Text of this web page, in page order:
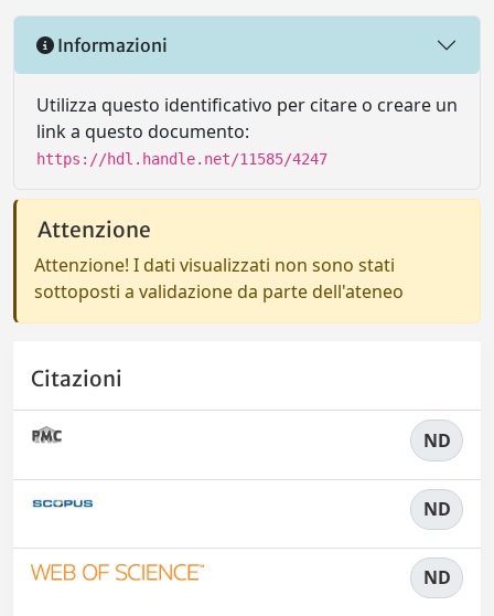
Informazioni
Utilizza questo identificativo per citare o creare un
link a questo documento:
https://hdl.handle.net/11585/4247
Attenzione
Attenzione! I dati visualizzati non sono stati
sottoposti a validazione da parte dell'ateneo
Citazioni
ND
ND
ND